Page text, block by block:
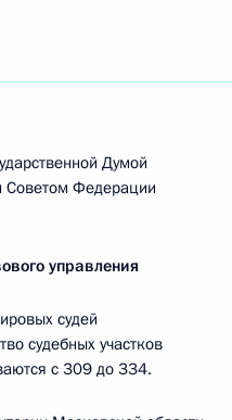
Думой
Советом Федерации
управления
судей
судебных участков
с 309 до 334.